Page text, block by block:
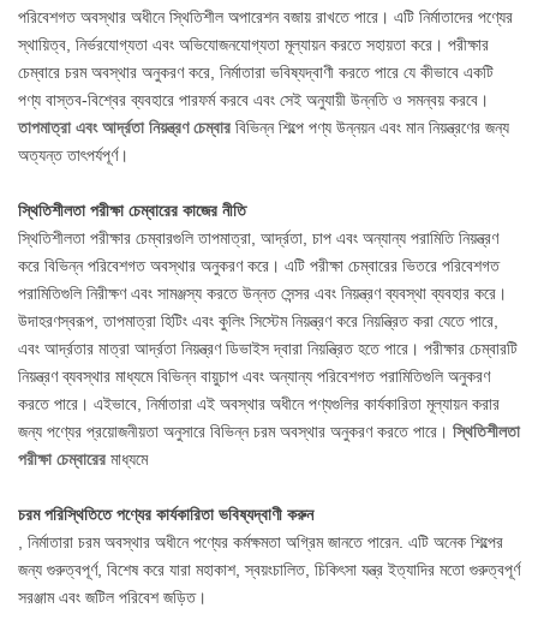
পরিবেশগত অবস্থার অধীনে স্থিতিশীল অপারেশন বজায় রাখতে পারে। এটি নির্মাতাদের পণ্যের
স্থায়িত্ব, নির্ভরযোগ্যতা এবং অভিযোজনযোগ্যতা মূল্যায়ন করতে সহায়তা করে। পরীক্ষার
চেম্বারে চরম অবস্থার অনুকরণ করে, নির্মাতারা ভবিষ্যদ্বাণী করতে পারে যে কীভাবে একটি
পণ্য বাস্তব-বিশ্বের ব্যবহারে পারফর্ম করবে এবং সেই অনুযায়ী উন্নতি ও সমন্বয় করবে।
তাপমাত্রা এবং আর্দ্রতা নিয়ন্ত্রণ চেম্বার বিভিন্ন শিল্পে পণ্য উন্নয়ন এবং মান নিয়ন্ত্রণের জন্য
অত্যন্ত তাৎপর্যপূর্ণ।
স্থিতিশীলতা পরীক্ষা চেম্বারের কাজের নীতি
স্থিতিশীলতা পরীক্ষার চেম্বারগুলি তাপমাত্রা, আর্দ্রতা, চাপ এবং অন্যান্য পরামিতি নিয়ন্ত্রণ
করে বিভিন্ন পরিবেশগত অবস্থার অনুকরণ করে। এটি পরীক্ষা চেম্বারের ভিতরে পরিবেশগত
পরামিতিগুলি নিরীক্ষণ এবং সামঞ্জস্য করতে উন্নত সেন্সর এবং নিয়ন্ত্রণ ব্যবস্থা ব্যবহার করে।
উদাহরণস্বরূপ, তাপমাত্রা হিটিং এবং কুলিং সিস্টেম নিয়ন্ত্রণ করে নিয়ন্ত্রিত করা যেতে পারে,
এবং আর্দ্রতার মাত্রা আর্দ্রতা নিয়ন্ত্রণ ডিভাইস দ্বারা নিয়ন্ত্রিত হতে পারে। পরীক্ষার চেম্বারটি
নিয়ন্ত্রণ ব্যবস্থার মাধ্যমে বিভিন্ন বায়ুচাপ এবং অন্যান্য পরিবেশগত পরামিতিগুলি অনুকরণ
করতে পারে। এইভাবে, নির্মাতারা এই অবস্থার অধীনে পণ্যগুলির কার্যকারিতা মূল্যায়ন করার
জন্য পণ্যের প্রয়োজনীয়তা অনুসারে বিভিন্ন চরম অবস্থার অনুকরণ করতে পারে। স্থিতিশীলতা
পরীক্ষা চেম্বারের মাধ্যমে
চরম পরিস্থিতিতে পণ্যের কার্যকারিতা ভবিষ্যদ্বাণী করুন
, নির্মাতারা চরম অবস্থার অধীনে পণ্যের কর্মক্ষমতা অগ্রিম জানতে পারেন. এটি অনেক শিল্পের
জন্য গুরুত্বপূর্ণ, বিশেষ করে যারা মহাকাশ, স্বয়ংচালিত, চিকিৎসা যন্ত্র ইত্যাদির মতো গুরুত্বপূর্ণ
সরঞ্জাম এবং জটিল পরিবেশ জড়িত।